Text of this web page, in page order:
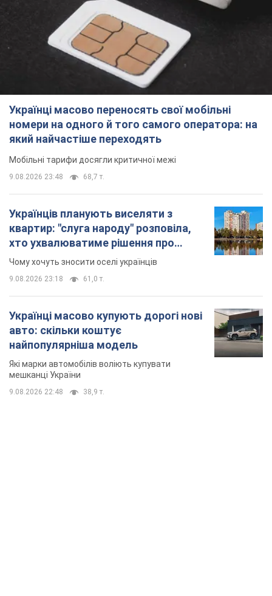
Українці масово переносять свої мобільні
номери на одного й того самого оператора: на
який найчастіше переходять
Мобільні тарифи досягли критичної межі
9.08.2026 23:48 68,7 т.
Українців планують виселяти з
квартир: "слуга народу" розповіла,
хто ухвалюватиме рішення про
знесення будинків
Чому хочуть зносити оселі українців
9.08.2026 23:18 61,0 т.
Українці масово купують дорогі нові
авто: скільки коштує
найпопулярніша модель
Які марки автомобілів воліють купувати
мешканці України
9.08.2026 22:48 38,9 т.